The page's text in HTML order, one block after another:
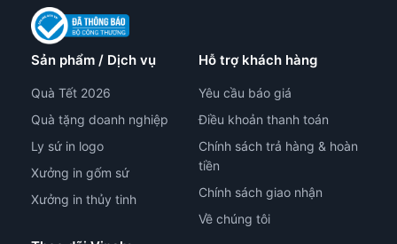
Sản phẩm / Dịch vụ
Quà Tết 2026
Quà tặng doanh nghiệp
Ly sứ in logo
Xưởng in gốm sứ
Xưởng in thủy tinh
Hỗ trợ khách hàng
Yêu cầu báo giá
Điều khoản thanh toán
Chính sách trả hàng & hoàn
tiền
Chính sách giao nhận
Về chúng tôi